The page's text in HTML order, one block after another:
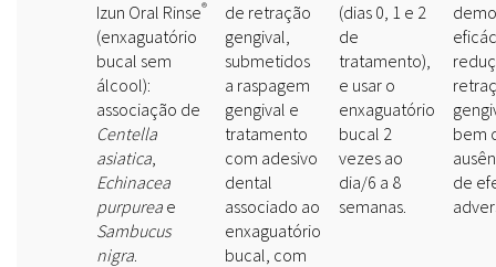
Izun Oral Rinse®
(enxaguatório
bucal sem
álcool):
associação de
Centella
asiatica,
Echinacea
purpurea e
Sambucus
nigra.
de retração
gengival,
submetidos
a raspagem
gengival e
tratamento
com adesivo
dental
associado ao
enxaguatório
bucal, com
(dias 0, 1 e 2
de
tratamento),
e usar o
enxaguatório
bucal 2
vezes ao
dia/6 a 8
semanas.
bem
de